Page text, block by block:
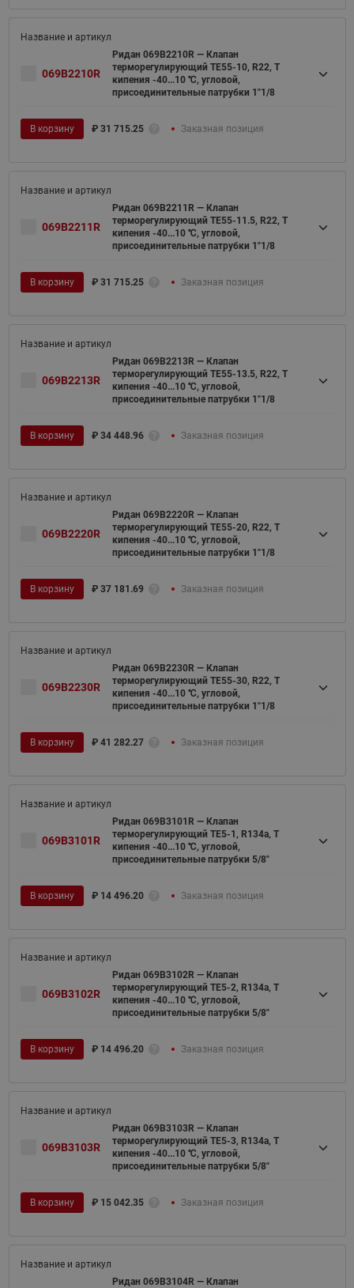
069B2210R
Ридан 069B2210R — Клапан
терморегулирующий TE55-10, R22, T
кипения -40...10 ℃, угловой,
присоединительные патрубки 1"1/8
В корзину ₽ 31 715.25 Заказная позиция
069B2211R
Ридан 069B2211R — Клапан
терморегулирующий TE55-11.5, R22, T
кипения -40...10 ℃, угловой,
присоединительные патрубки 1"1/8
В корзину ₽ 31 715.25 Заказная позиция
069B2213R
Ридан 069B2213R — Клапан
терморегулирующий TE55-13.5, R22, T
кипения -40...10 ℃, угловой,
присоединительные патрубки 1"1/8
В корзину ₽ 34 448.96 Заказная позиция
069B2220R
Ридан 069B2220R — Клапан
терморегулирующий TE55-20, R22, T
кипения -40...10 ℃, угловой,
присоединительные патрубки 1"1/8
В корзину ₽ 37 181.69 Заказная позиция
069B2230R
Ридан 069B2230R — Клапан
терморегулирующий TE55-30, R22, T
кипения -40...10 ℃, угловой,
присоединительные патрубки 1"1/8
В корзину ₽ 41 282.27 Заказная позиция
069B3101R
Ридан 069B3101R — Клапан
терморегулирующий TE5-1, R134a, T
кипения -40...10 ℃, угловой,
присоединительные патрубки 5/8"
В корзину ₽ 14 496.20 Заказная позиция
069B3102R
Ридан 069B3102R — Клапан
терморегулирующий TE5-2, R134a, T
кипения -40...10 ℃, угловой,
присоединительные патрубки 5/8"
В корзину ₽ 14 496.20 Заказная позиция
069B3103R
Ридан 069B3103R — Клапан
терморегулирующий TE5-3, R134a, T
кипения -40...10 ℃, угловой,
присоединительные патрубки 5/8"
В корзину ₽ 15 042.35 Заказная позиция
Ридан 069B3104R — Клапан